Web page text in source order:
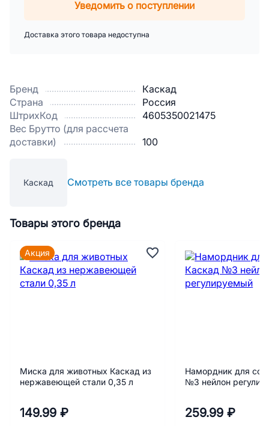
Бренд
Каскад
Страна
Россия
ШтрихКод
4605350021475
Вес Брутто (для рассчета
доставки)
100
Каскад Смотреть все товары бренда
Уведомить о поступлении
Доставка этого товара недоступна
Товары этого бренда
Миска для животных Каскад из
нержавеющей стали 0,35 л
149.99 ₽
Акция
Намордник для
№3 нейлон
259.99 ₽